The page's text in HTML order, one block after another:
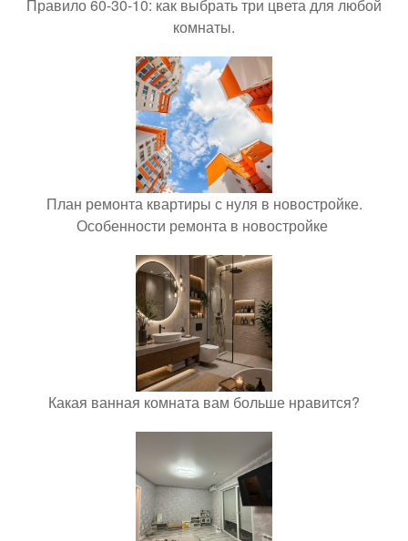
Правило 60-30-10: как выбрать три цвета для любой
комнаты.
План ремонта квартиры с нуля в новостройке.
Особенности ремонта в новостройке
Какая ванная комната вам больше нравится?